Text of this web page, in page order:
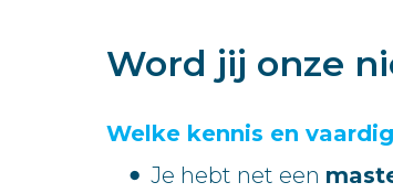
Word jij onze
Welke kennis en
Je hebt net een